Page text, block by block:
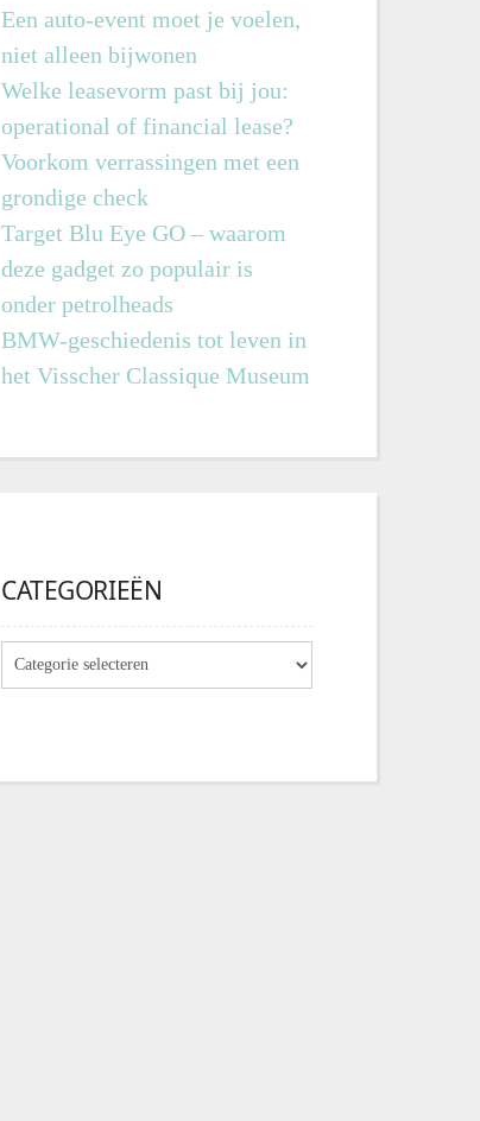
Een auto-event moet je voelen,
niet alleen bijwonen
Welke leasevorm past bij jou:
operational of financial lease?
Voorkom verrassingen met een
grondige check
Target Blu Eye GO – waarom
deze gadget zo populair is
onder petrolheads
BMW-geschiedenis tot leven in
het Visscher Classique Museum
CATEGORIEËN